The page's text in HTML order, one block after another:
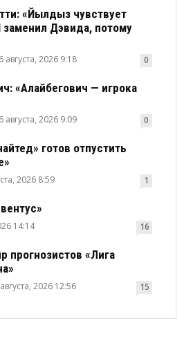
«Йылдыз чувствует
Дэвида, потому
6 августа, 2026 9:18 0
«Алайбегович — игрока
6 августа, 2026 9:09 0
готов отпустить
2026 8:59 1
14:14 16
прогнозистов «Лига
2026 12:56 15